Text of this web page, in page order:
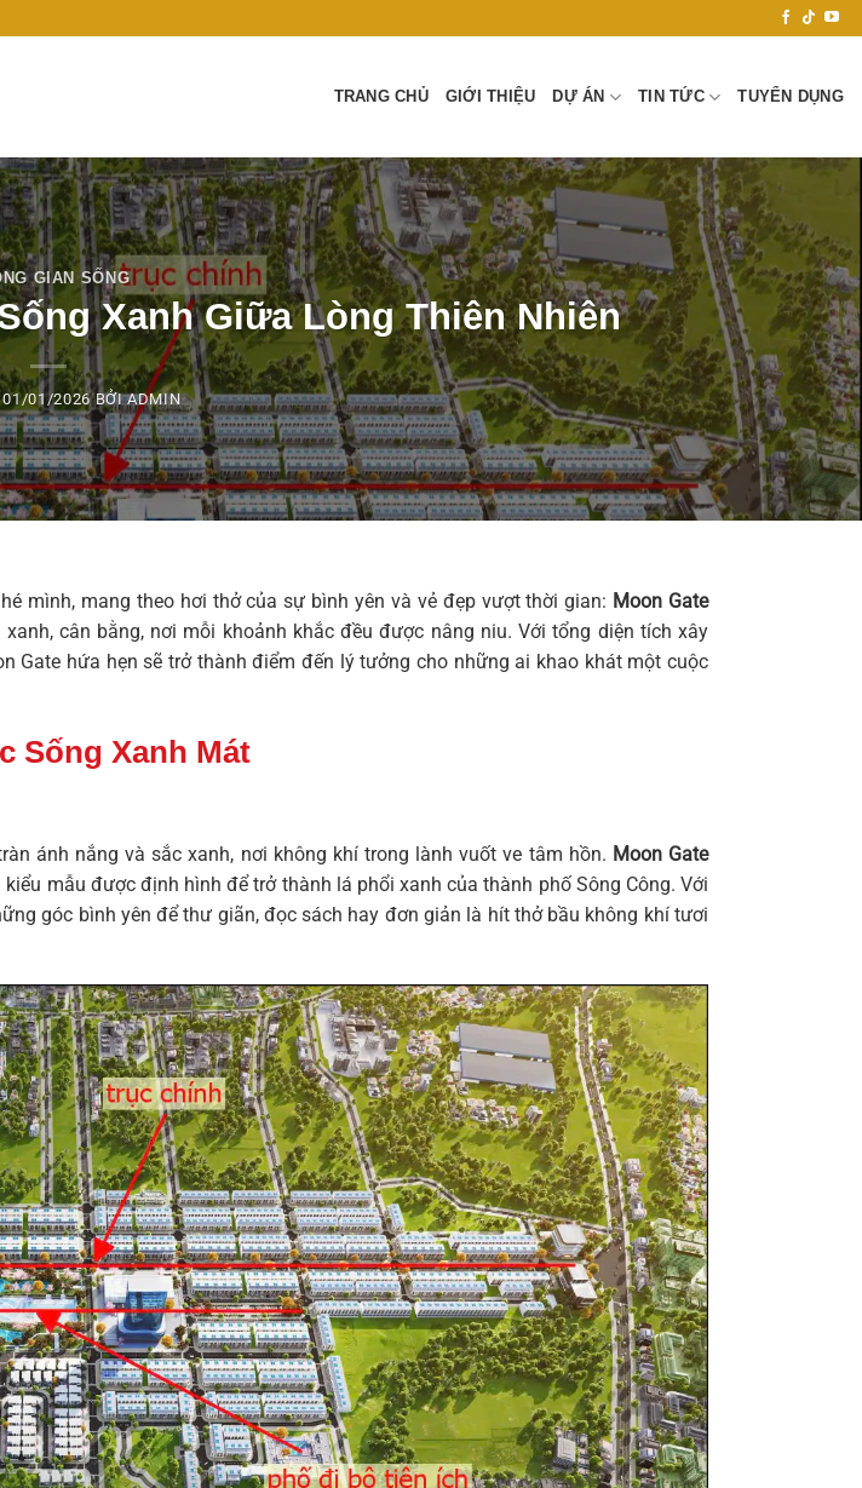
TRANG CHỦ GIỚI THIỆU DỰ ÁN TIN TỨC TUYỂN DỤNG
GIAN SỐNG
Xanh Giữa Lòng Thiên Nhiên
01/01/2026 BỞIADMIN
mình, mang theo hơi thở của sự bình yên và vẻ đẹp vượt thời gian: Moon Gate
cân bằng, nơi mỗi khoảnh khắc đều được nâng niu. Với tổng diện tích xây
Gate hứa hẹn sẽ trở thành điểm đến lý tưởng cho những ai khao khát một cuộc
Sống Xanh Mát
ánh nắng và sắc xanh, nơi không khí trong lành vuốt ve tâm hồn. Moon Gate
mẫu được định hình để trở thành lá phổi xanh của thành phố Sông Công. Với
góc bình yên để thư giãn, đọc sách hay đơn giản là hít thở bầu không khí tươi